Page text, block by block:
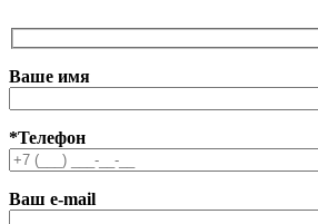
Ваше имя
*Телефон
Ваш e-mail